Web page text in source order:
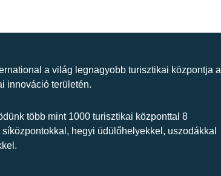
a világ legnagyobb turisztikai központja a
innováció területén.
több mint 1000 turisztikai központtal 8
hegyi üdülőhelyekkel, uszodákkal